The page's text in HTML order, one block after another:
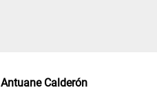
Antuane Calderón